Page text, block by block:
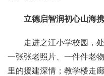
立德启智润初心山海
走进之江小学校园，
一张张老照片、一件件老
里的援建深情；教学楼走